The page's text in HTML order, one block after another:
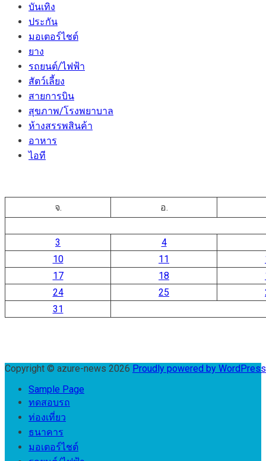
บันเทิง
ประกัน
มอเตอร์ไชต์
ยาง
รถยนต์/ไฟฟ้า
สัตว์เลี้ยง
สายการบิน
สุขภาพ/โรงพยาบาล
ห้างสรรพสินค้า
อาหาร
ไอที
จ. อ.
3
4
10
11
17
18
24
25
31
Copyright © azure-news 2026 Proudly powered by
Sample Page
ทดสอบรถ
ท่องเที่ยว
ธนาคาร
มอเตอร์ไชต์